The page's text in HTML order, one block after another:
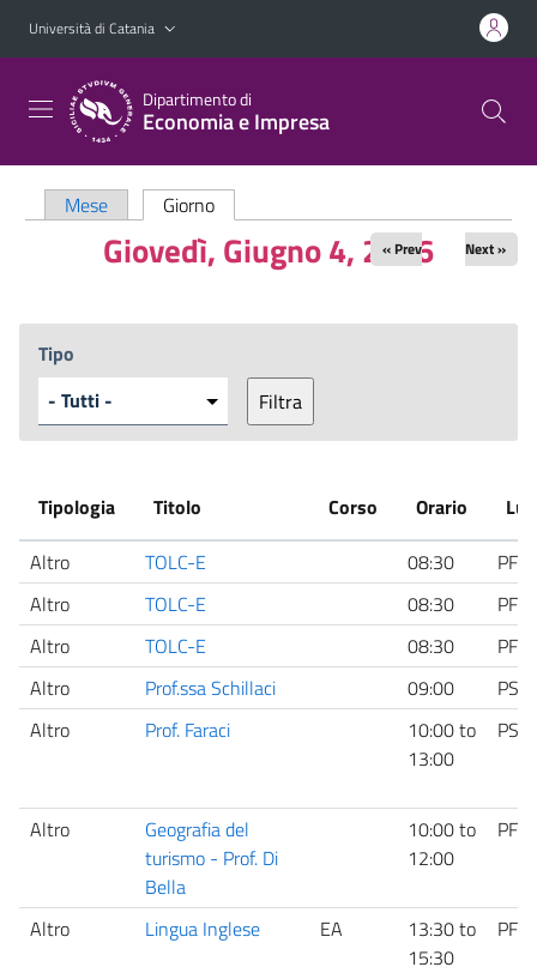
Vai al contenuto principale
Vai al menu di navigazione
Università di Catania
Dipartimento di
Economia e Impresa
Schede primarie
Mese Giorno
Giovedì, Giugno 4, 2026
« Prev Next »
Tipo
Tipologia Titolo Corso Orario
Altro
TOLC-E 08:30
PF
Altro
TOLC-E 08:30
PF
Altro
TOLC-E 08:30
PF
Altro
Prof.ssa Schillaci 09:00
PS
Altro
Prof. Faraci 10:00to
13:00
PS
Altro
Geografia del
turismo - Prof. Di
Bella
10:00to
12:00
PF
Altro Lingua Inglese EA 13:30to
15:30
PF